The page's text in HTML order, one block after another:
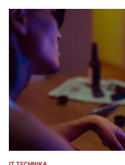
IT TECHNIKA